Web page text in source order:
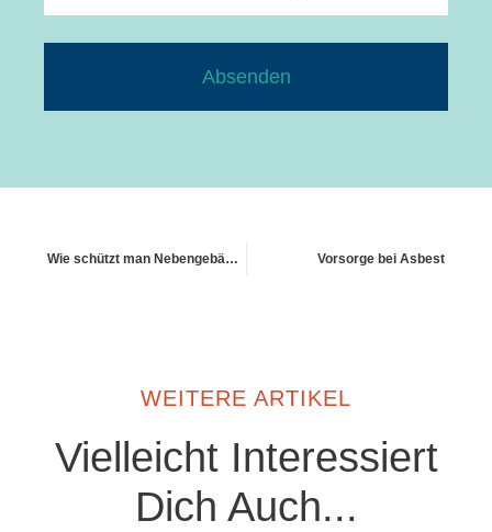
Absenden
Wie schützt man Nebengebäude wie Garagen und Carports? Vorsorge bei Asbest
WEITERE ARTIKEL
Vielleicht Interessiert
Dich Auch...